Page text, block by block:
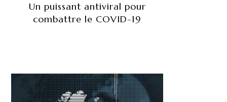
Un puissant antiviral pour
combattre le COVID-19